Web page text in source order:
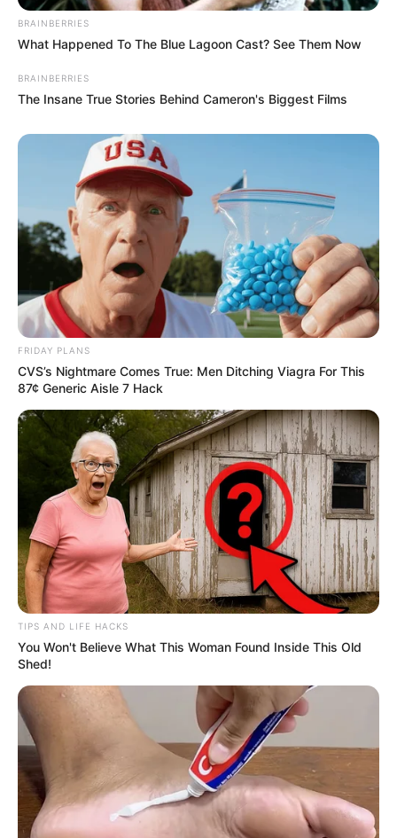
BRAINBERRIES
What Happened To The Blue Lagoon Cast? See Them Now
BRAINBERRIES
The Insane True Stories Behind Cameron's Biggest Films
FRIDAY PLANS
CVS’s Nightmare Comes True: Men Ditching Viagra For This
87¢ Generic Aisle 7 Hack
TIPS AND LIFE HACKS
You Won't Believe What This Woman Found Inside This Old
Shed!